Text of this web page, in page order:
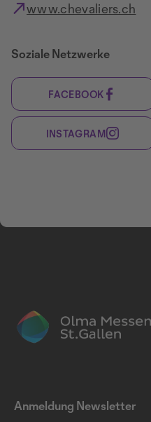
www.chevaliers.ch
Soziale Netzwerke
FACEBOOK
INSTAGRAM
Anmeldung Newsletter